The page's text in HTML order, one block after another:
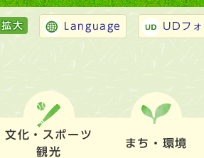
拡大 Language UDフォ
文化・スポーツ
観光
まち・環境